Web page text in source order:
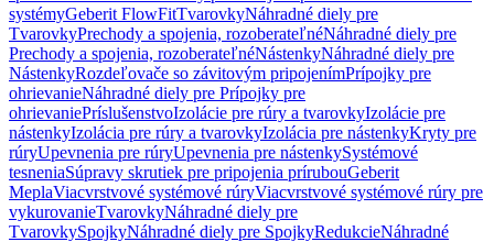
systémyGeberit FlowFitTvarovkyNáhradné diely pre
TvarovkyPrechody a spojenia, rozoberateľnéNáhradné diely pre
Prechody a spojenia, rozoberateľnéNástenkyNáhradné diely pre
NástenkyRozdeľovače so závitovým pripojenímPrípojky pre
ohrievanieNáhradné diely pre Prípojky pre
ohrievaniePríslušenstvoIzolácie pre rúry a tvarovkyIzolácie pre
nástenkyIzolácia pre rúry a tvarovkyIzolácia pre nástenkyKryty pre
rúryUpevnenia pre rúryUpevnenia pre nástenkySystémové
tesneniaSúpravy skrutiek pre pripojenia prírubouGeberit
MeplaViacvrstvové systémové rúryViacvrstvové systémové rúry pre
vykurovanieTvarovkyNáhradné diely pre
TvarovkySpojkyNáhradné diely pre SpojkyRedukcieNáhradné